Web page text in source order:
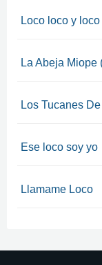
Loco loco y loco
La Abeja Miope
Los Tucanes
Ese loco soy yo
Llamame Loco